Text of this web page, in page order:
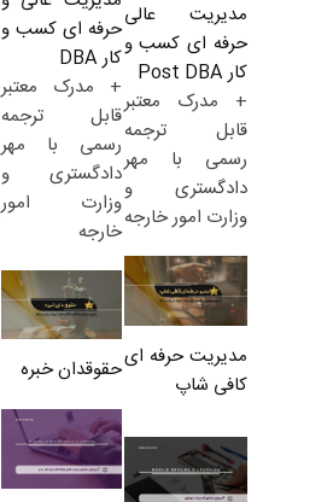
مدیریت عالی
حرفه ای کسب و
کار Post DBA
+ مدرک معتبر
قابل ترجمه
رسمی با مهر
دادگستری و
وزارت امور خارجه
حرفه ای کسب و
کار DBA
+ مدرک معتبر
قابل ترجمه
رسمی با مهر
دادگستری و
وزارت امور
خارجه
مدیریت حرفه ای
کافی شاپ
حقوقدان خبره